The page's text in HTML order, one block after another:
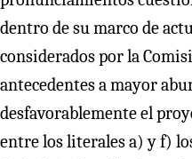
dentro de su marco de
considerados por la
antecedentes a mayor
desfavorablemente el
entre los literales a) y f)